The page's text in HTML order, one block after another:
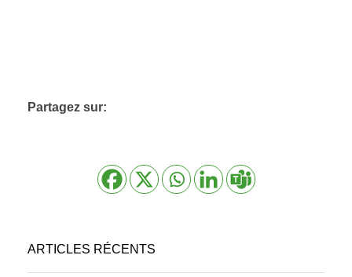
Partagez sur:
ARTICLES RÉCENTS